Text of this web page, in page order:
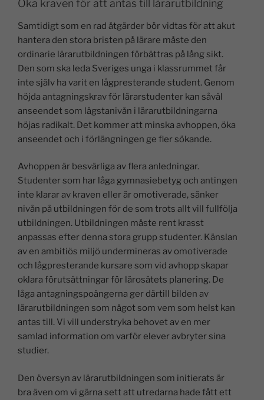
Öka kraven för att antas till lärarutbildning
Samtidigt som en rad åtgärder bör vidtas för att akut
hantera den stora bristen på lärare måste den
ordinarie lärarutbildningen förbättras på lång sikt.
Den som ska leda Sveriges unga i klassrummet får
inte själv ha varit en lågpresterande student. Genom
höjda antagningskrav för lärarstudenter kan såväl
anseendet som lägstanivån i lärarutbildningarna
höjas radikalt. Det kommer att minska avhoppen, öka
anseendet och i förlängningen ge fler sökande.
Avhoppen är besvärliga av flera anledningar.
Studenter som har låga gymnasiebetyg och antingen
inte klarar av kraven eller är omotiverade, sänker
nivån på utbildningen för de som trots allt vill fullfölja
utbildningen. Utbildningen måste rent krasst
anpassas efter denna stora grupp studenter. Känslan
av en ambitiös miljö undermineras av omotiverade
och lågpresterande kursare som vid avhopp skapar
oklara förutsättningar för lärosätets planering. De
låga antagningspoängerna ger därtill bilden av
lärarutbildningen som något som vem som helst kan
antas till. Vi vill understryka behovet av en mer
samlad information om varför elever avbryter sina
studier.
Den översyn av lärarutbildningen som initierats är
bra även om vi gärna sett att utredarna hade fått ett